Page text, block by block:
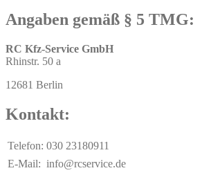
Angaben gemäß § 5 TMG:
RC Kfz-Service GmbH
Rhinstr. 50 a
12681 Berlin
Kontakt:
Telefon: 030 23180911
E-Mail: info@rcservice.de